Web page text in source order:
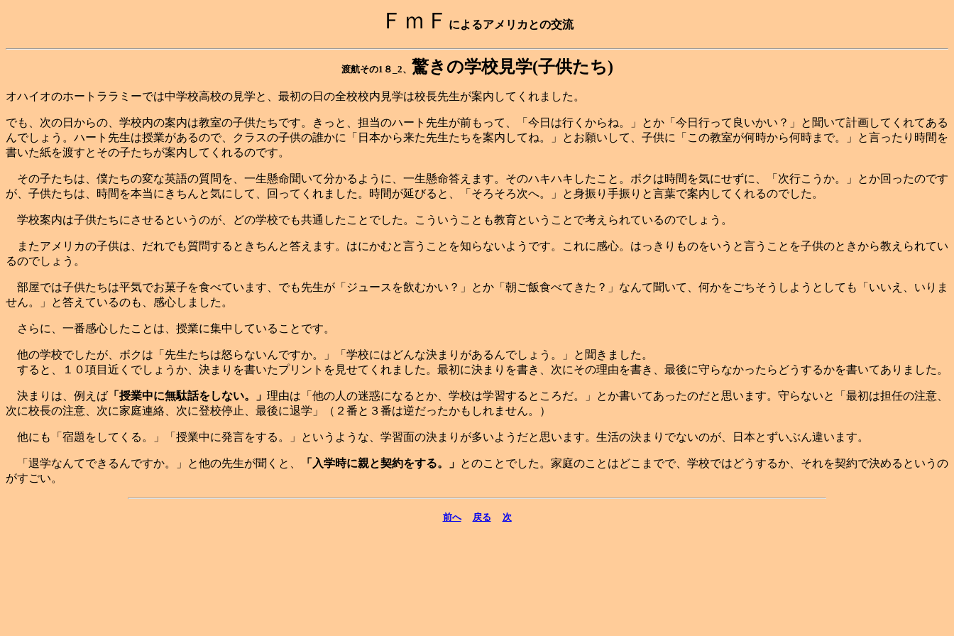
ＦｍＦ によるアメリカとの交流
渡航その1８_2、 驚きの学校見学(子供たち)
オハイオのホートララミーでは中学校高校の見学と、最初の日の全校校内見学は校長先生が案内してくれました。
でも、次の日からの、学校内の案内は教室の子供たちです。きっと、担当のハート先生が前もって、「今日は行くからね。」とか「今日行って良いかい？」と聞いて計画してくれてある
んでしょう。ハート先生は授業があるので、クラスの子供の誰かに「日本から来た先生たちを案内してね。」とお願いして、子供に「この教室が何時から何時まで。」と言ったり時間を
書いた紙を渡すとその子たちが案内してくれるのです。
その子たちは、僕たちの変な英語の質問を、一生懸命聞いて分かるように、一生懸命答えます。そのハキハキしたこと。ボクは時間を気にせずに、「次行こうか。」とか回ったのです
が、子供たちは、時間を本当にきちんと気にして、回ってくれました。時間が延びると、「そろそろ次へ。」と身振り手振りと言葉で案内してくれるのでした。
学校案内は子供たちにさせるというのが、どの学校でも共通したことでした。こういうことも教育ということで考えられているのでしょう。
またアメリカの子供は、だれでも質問するときちんと答えます。はにかむと言うことを知らないようです。これに感心。はっきりものをいうと言うことを子供のときから教えられてい
るのでしょう。
部屋では子供たちは平気でお菓子を食べています、でも先生が「ジュースを飲むかい？」とか「朝ご飯食べてきた？」なんて聞いて、何かをごちそうしようとしても「いいえ、いりま
せん。」と答えているのも、感心しました。
さらに、一番感心したことは、授業に集中していることです。
他の学校でしたが、ボクは「先生たちは怒らないんですか。」「学校にはどんな決まりがあるんでしょう。」と聞きました。
すると、１０項目近くでしょうか、決まりを書いたプリントを見せてくれました。最初に決まりを書き、次にその理由を書き、最後に守らなかったらどうするかを書いてありました。
決まりは、例えば 「授業中に無駄話をしない。」 理由は「他の人の迷惑になるとか、学校は学習するところだ。」とか書いてあったのだと思います。守らないと「最初は担任の注意、
次に校長の注意、次に家庭連絡、次に登校停止、最後に退学」（２番と３番は逆だったかもしれません。）
他にも「宿題をしてくる。」「授業中に発言をする。」というような、学習面の決まりが多いようだと思います。生活の決まりでないのが、日本とずいぶん違います。
「退学なんてできるんですか。」と他の先生が聞くと、 「入学時に親と契約をする。」 とのことでした。家庭のことはどこまでで、学校ではどうするか、それを契約で決めるというの
がすごい。
前へ 戻る 次